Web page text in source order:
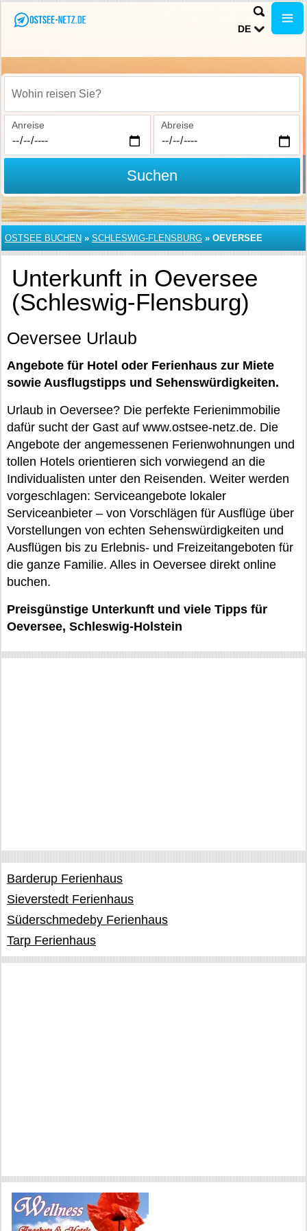
DE
Wohin reisen Sie?
Anreise Abreise
Suchen
OSTSEE BUCHEN » SCHLESWIG-FLENSBURG » OEVERSEE
Unterkunft in Oeversee
(Schleswig-Flensburg)
Oeversee Urlaub
Angebote für Hotel oder Ferienhaus zur Miete
sowie Ausflugstipps und Sehenswürdigkeiten.
Urlaub in Oeversee? Die perfekte Ferienimmobilie
dafür sucht der Gast auf www.ostsee-netz.de. Die
Angebote der angemessenen Ferienwohnungen und
tollen Hotels orientieren sich vorwiegend an die
Individualisten unter den Reisenden. Weiter werden
vorgeschlagen: Serviceangebote lokaler
Serviceanbieter – von Vorschlägen für Ausflüge über
Vorstellungen von echten Sehenswürdigkeiten und
Ausflügen bis zu Erlebnis- und Freizeitangeboten für
die ganze Familie. Alles in Oeversee direkt online
buchen.
Preisgünstige Unterkunft und viele Tipps für
Oeversee, Schleswig-Holstein
Barderup Ferienhaus
Sieverstedt Ferienhaus
Süderschmedeby Ferienhaus
Tarp Ferienhaus